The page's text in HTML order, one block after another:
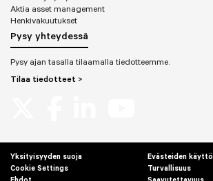
Aktia asset management
Henkivakuutukset
Pysy yhteydessä
Pysy ajan tasalla tilaamalla tiedotteemme.
Tilaa tiedotteet >
Yksityisyyden suoja
Evästeiden käyttö
Cookie Settings
Turvallisuus